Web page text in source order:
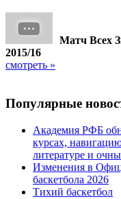
Матч Всех
2015/16
смотреть »
Популярные
Академия РФБ
курсах,
литературе и
Изменения в
баскетбола 2026
Тихий баскетбол